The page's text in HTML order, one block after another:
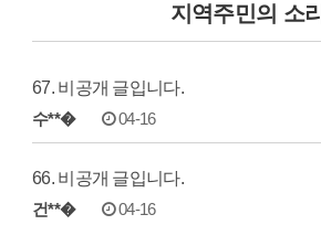
MMP실습
지역주민의 소리
지역주민의 소리
67. 비공개 글입니다.
수**� 04-16
66. 비공개 글입니다.
건**� 04-16